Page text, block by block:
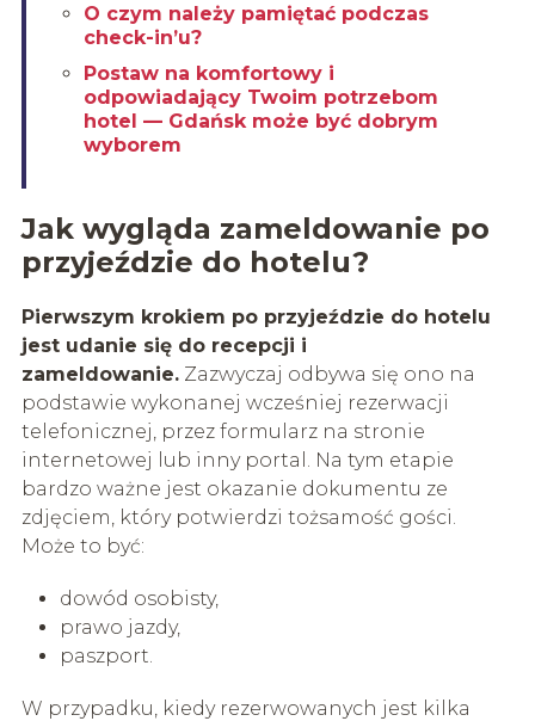
O czym należy pamiętać podczas
check-in’u?
Postaw na komfortowy i
odpowiadający Twoim potrzebom
hotel — Gdańsk może być dobrym
wyborem
Jak wygląda zameldowanie po
przyjeździe do hotelu?
Pierwszym krokiem po przyjeździe do hotelu
jest udanie się do recepcji i
zameldowanie.Zazwyczaj odbywa się ono na
podstawie wykonanej wcześniej rezerwacji
telefonicznej, przez formularz na stronie
internetowej lub inny portal. Na tym etapie
bardzo ważne jest okazanie dokumentu ze
zdjęciem, który potwierdzi tożsamość gości.
Może to być:
dowód osobisty,
prawo jazdy,
paszport.
W przypadku, kiedy rezerwowanych jest kilka